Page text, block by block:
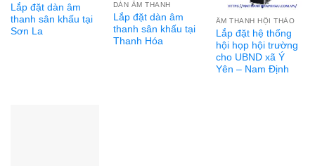
Lắp đặt dàn âm
thanh sân khấu tại
Sơn La
DÀN ÂM THANH
Lắp đặt dàn âm
thanh sân khấu tại
Thanh Hóa
ÂM THANH HỘI THẢO
Lắp đặt hệ thống
hội họp hội trường
cho UBND xã Ý
Yên – Nam Định